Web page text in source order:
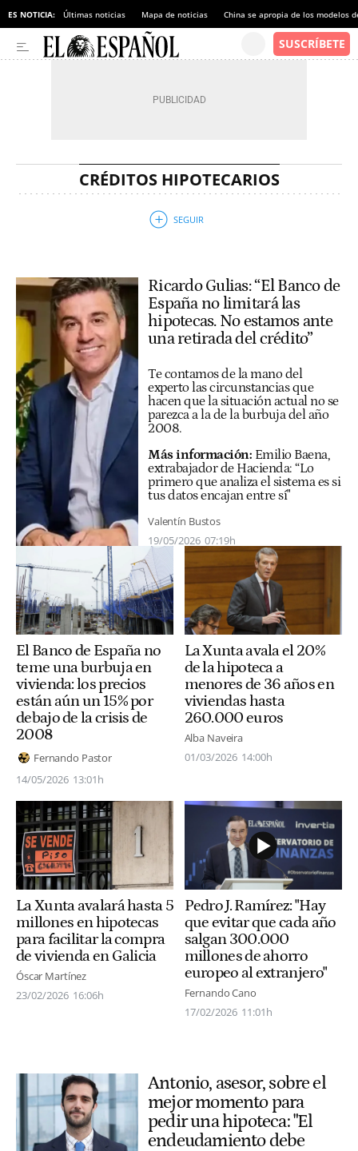
ES NOTICIA: Últimas noticias Mapa de noticias China se apropia de los modelos
CRÉDITOS HIPOTECARIOS
Ricardo Gulias: “El Banco de
España no limitará las
hipotecas. No estamos ante
una retirada del crédito”
Te contamos de la mano del
experto las circunstancias que
hacen que la situación actual no se
parezca a la de la burbuja del año
2008.
Más información: Emilio Baena,
extrabajador de Hacienda: “Lo
primero que analiza el sistema es si
tus datos encajan entre sí"
Valentín Bustos
19/05/2026 07:19h
El Banco de España no
teme una burbuja en
vivienda: los precios
están aún un 15% por
debajo de la crisis de
2008
Fernando Pastor
14/05/2026 13:01h
La Xunta avala el 20%
de la hipoteca a
menores de 36 años en
viviendas hasta
260.000 euros
Alba Naveira
01/03/2026 14:00h
La Xunta avalará hasta 5
millones en hipotecas
para facilitar la compra
de vivienda en Galicia
Óscar Martínez
23/02/2026 16:06h
Pedro J. Ramírez: "Hay
que evitar que cada año
salgan 300.000
millones de ahorro
europeo al extranjero"
Fernando Cano
17/02/2026 11:01h
Antonio, asesor, sobre el
mejor momento para
pedir una hipoteca: "El
endeudamiento debe